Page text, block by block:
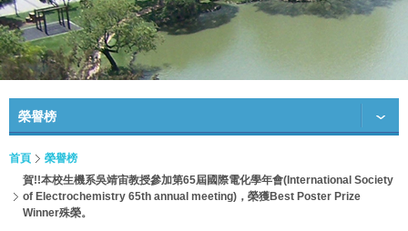
榮譽榜
首頁
榮譽榜
賀!!本校生機系吳靖宙教授參加第65屆國際電化學年會(International Society
of Electrochemistry 65th annual meeting)，榮獲Best Poster Prize
Winner殊榮。